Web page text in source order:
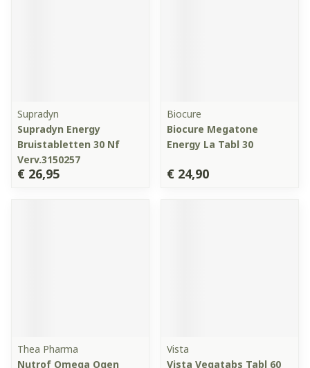
Supradyn
Supradyn Energy
Bruistabletten 30 Nf
Verv.3150257
€ 26,95
Biocure
Biocure Megatone
Energy La Tabl 30
€ 24,90
Thea Pharma
Nutrof Omega Ogen
Vista
Vista Vegatabs Tabl 60